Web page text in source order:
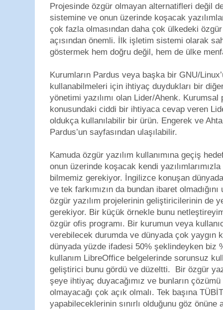
Projesinde özgür olmayan alternatifleri değil
sistemine ve onun üzerinde koşacak
çok fazla olmasından daha çok ülkedeki
açısından önemli. İlk işletim sistemi olarak
göstermek hem doğru değil, hem de ülke
Kurumların Pardus veya başka bir GNU/
kullanabilmeleri için ihtiyaç duydukları bir
yönetimi yazılımı olan Lider/Ahenk.
konusundaki ciddi bir ihtiyaca cevap veren
oldukça kullanılabilir bir ürün. Engerek ve
Pardus’un sayfasından ulaşılabilir.
Kamuda özgür yazılım kullanımına geçiş
onun üzerinde koşacak kendi
bilmemiz gerekiyor. İngilizce konuşan
ve tek farkımızın da bundan ibaret
özgür yazılım projelerinin geliştiricilerinin de
gerekiyor. Bir küçük örnekle bunu
özgür ofis programı. Bir kurumun veya
verebilecek durumda ve dünyada çok yaygın
dünyada yüzde ifadesi 50% şeklindeyken biz
kullanım LibreOffice belgelerinde sorunsuz
geliştirici bunu gördü ve düzeltti. Bir özgür
şeye ihtiyaç duyacağımız ve bunların
olmayacağı çok açık olmalı. Tek başına
yapabileceklerinin sınırlı olduğunu göz önüne